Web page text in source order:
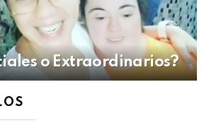
o Extraordinarios?